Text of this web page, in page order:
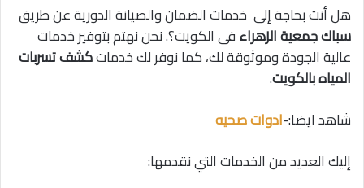
هل أنت بحاجة إلى خدمات الضمان والصيانة الدورية عن طريق
سباك جمعية الزهراءفى الكويت؟. نحن نهتم بتوفير خدمات
عالية الجودة وموثوقة لك، كما نوفر لك خدماتكشف تسربات
المياه بالكويت.
شاهد ايضا:-ادوات صحيه
إليك العديد من الخدمات التي نقدمها: